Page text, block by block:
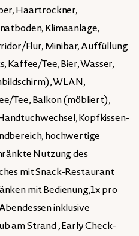
Haartrockner,
Klimaanlage,
Flur, Minibar, Auffüllung
Kaffee/Tee, Bier, Wasser,
WLAN,
Tee, Balkon (möbliert),
Kopfkissen-
hochwertige
Nutzung des
mit Snack-Restaurant
mit Bedienung,1x pro
inklusive
am Strand , Early Check-